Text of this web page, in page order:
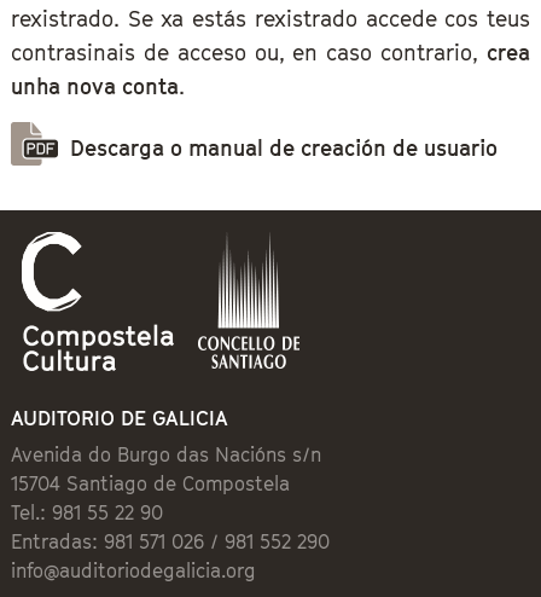
rexistrado. Se xa estás rexistrado accede cos teus
contrasinais de acceso ou, en caso contrario, crea
unha nova conta.
Descarga o manual de creación de usuario
AUDITORIO DE GALICIA
Avenida do Burgo das Nacións s/n
15704 Santiago de Compostela
Tel.: 981 55 22 90
Entradas: 981 571 026 / 981 552 290
info@auditoriodegalicia.org